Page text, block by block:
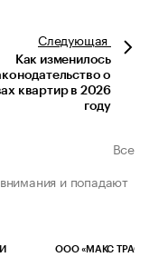
Следующая
Как изменилось
о
квартир в 2026
году
Все
и попадают
ООО «МАКС ТРАСТ»